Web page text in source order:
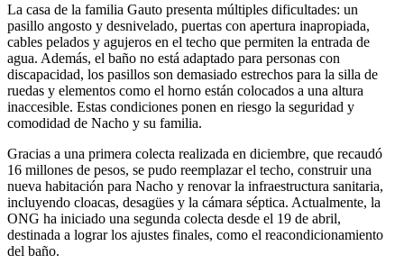
La casa de la familia Gauto presenta múltiples dificultades: un
pasillo angosto y desnivelado, puertas con apertura inapropiada,
cables pelados y agujeros en el techo que permiten la entrada de
agua. Además, el baño no está adaptado para personas con
discapacidad, los pasillos son demasiado estrechos para la silla de
ruedas y elementos como el horno están colocados a una altura
inaccesible. Estas condiciones ponen en riesgo la seguridad y
comodidad de Nacho y su familia.
Gracias a una primera colecta realizada en diciembre, que recaudó
16 millones de pesos, se pudo reemplazar el techo, construir una
nueva habitación para Nacho y renovar la infraestructura sanitaria,
incluyendo cloacas, desagües y la cámara séptica. Actualmente, la
ONG ha iniciado una segunda colecta desde el 19 de abril,
destinada a lograr los ajustes finales, como el reacondicionamiento
del baño.